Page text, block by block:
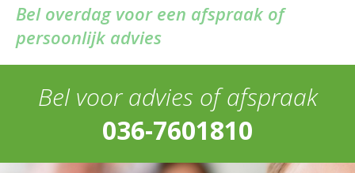
Bel overdag voor een afspraak of
persoonlijk advies
Bel voor advies of afspraak
036-7601810